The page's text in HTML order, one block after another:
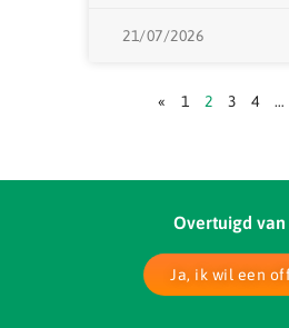
21/07/2026
« 1 2 3 4 …
Overtuigd van
Ja, ik wil een